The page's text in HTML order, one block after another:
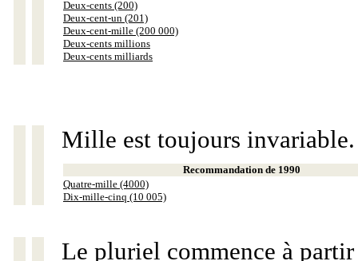
Deux-cents (200)
Deux-cent-un (201)
Deux-cent-mille (200 000)
Deux-cents millions
Deux-cents milliards
Mille est toujours invariable.
Recommandation de 1990
Quatre-mille (4000)
Dix-mille-cinq (10 005)
Le pluriel commence à